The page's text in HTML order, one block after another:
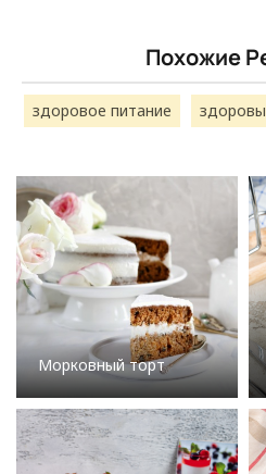
Похожие
здоровое питание
Морковный торт